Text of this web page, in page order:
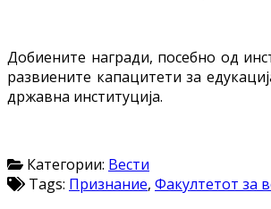
Добиените награди, посебно од
развиените капацитети за
државна институција.
Категории: Вести
Tags: Признание, Факултетот за